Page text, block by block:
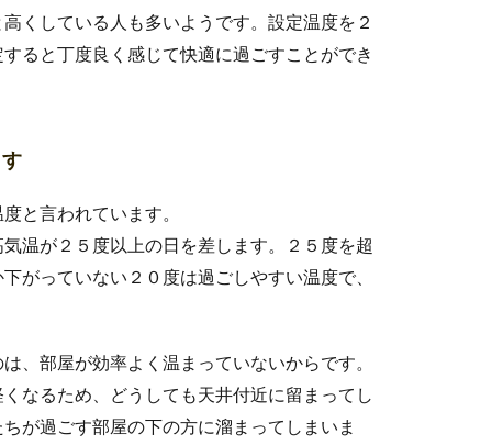
で捕まっている車を見ると「自分も気をつけよう。」と改めて
ら蓋が開かない！開け方と開かない理由
くしている人も多いようです。設定温度を２
ると丁度良く感じて快適に過ごすことができ
と言われています。
温が２５度以上の日を差します。２５度を超
がっていない２０度は過ごしやすい温度で、
、部屋が効率よく温まっていないからです。
なるため、どうしても天井付近に留まってし
が過ごす部屋の下の方に溜まってしまいま